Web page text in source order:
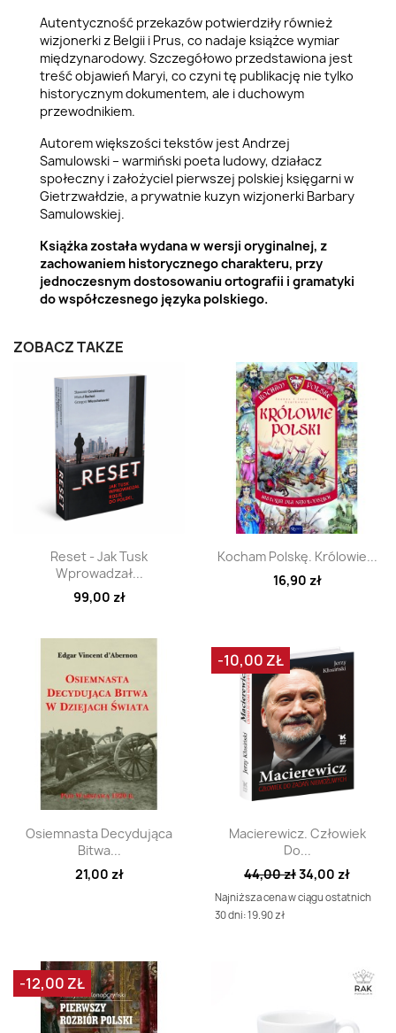
Autentyczność przekazów potwierdziły również
wizjonerki z Belgii i Prus, co nadaje książce wymiar
międzynarodowy. Szczegółowo przedstawiona jest
treść objawień Maryi, co czyni tę publikację nie tylko
historycznym dokumentem, ale i duchowym
przewodnikiem.
Autorem większości tekstów jest Andrzej
Samulowski – warmiński poeta ludowy, działacz
społeczny i założyciel pierwszej polskiej księgarni w
Gietrzwałdzie, a prywatnie kuzyn wizjonerki Barbary
Samulowskiej.
Książka została wydana w wersji oryginalnej, z
zachowaniem historycznego charakteru, przy
jednoczesnym dostosowaniu ortografii i gramatyki
do współczesnego języka polskiego.
ZOBACZ TAKŻE
Szybki podgląd
Reset - Jak Tusk
Wprowadzał...
99,00 zł
Szybki podgląd
Kocham Polskę. Królowie...
16,90 zł
Szybki podgląd
Osiemnasta Decydująca
Bitwa...
21,00 zł
Szybki podgląd
Macierewicz. Człowiek
Do...
44,00 zł34,00 zł
Najniższa cena w ciągu ostatnich
30 dni: 19.90 zł
-10,00 ZŁ
-12,00 ZŁ